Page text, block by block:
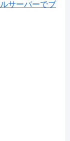
サーバーでブ